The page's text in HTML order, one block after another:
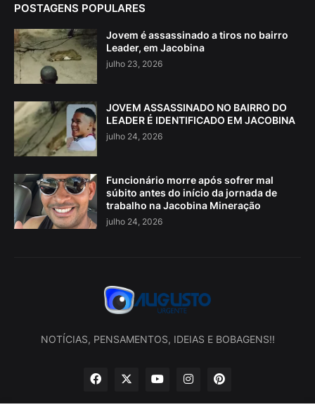
POSTAGENS POPULARES
Jovem é assassinado a tiros no bairro
Leader, em Jacobina
julho 23, 2026
JOVEM ASSASSINADO NO BAIRRO DO
LEADER É IDENTIFICADO EM JACOBINA
julho 24, 2026
Funcionário morre após sofrer mal
súbito antes do início da jornada de
trabalho na Jacobina Mineração
julho 24, 2026
NOTÍCIAS, PENSAMENTOS, IDEIAS E BOBAGENS!!